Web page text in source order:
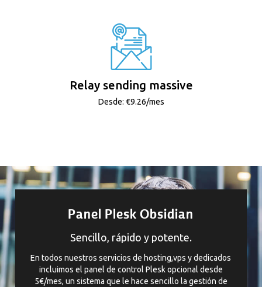
Relay sending massive
Desde: €9.26/mes
Panel Plesk Obsidian
Sencillo, rápido y potente.
En todos nuestros servicios de hosting,vps y dedicados
incluimos el panel de control Plesk opcional desde
5€/mes, un sistema que le hace sencillo la gestión de